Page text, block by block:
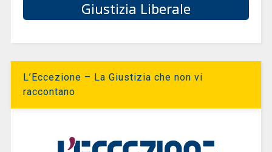
Giustizia Liberale
L’Eccezione – La Giustizia che non vi
raccontano